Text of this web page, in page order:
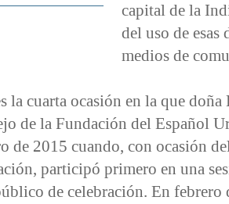
capital de la
del uso de esas
medios de
la cuarta ocasión en la que
de la Fundación del Español
de 2015 cuando, con ocasión
participó primero en una
de celebración. En febrero